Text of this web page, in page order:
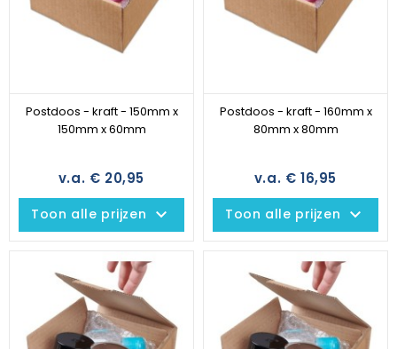
Postdoos - kraft - 150mm x
150mm x 60mm
v.a. € 20,95
Toon alle prijzen keyboard_arrow_down
Postdoos - kraft - 160mm x
80mm x 80mm
v.a. € 16,95
Toon alle prijzen keyboard_arrow_down